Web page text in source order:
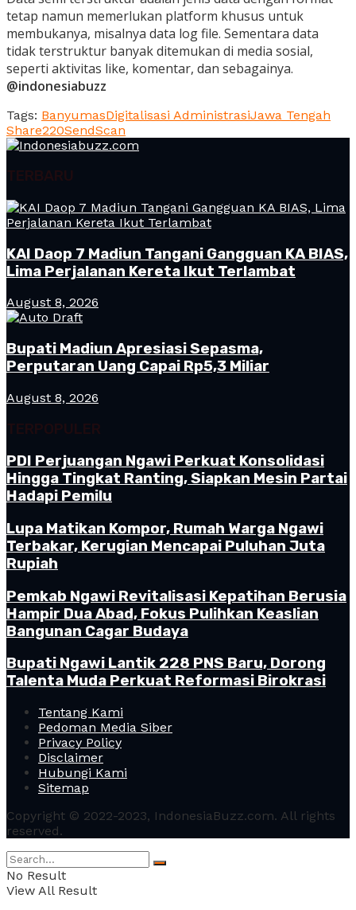
tetap namun memerlukan platform khusus untuk
membukanya, misalnya data log file. Sementara data
tidak terstruktur banyak ditemukan di media sosial,
seperti aktivitas like, komentar, dan sebagainya.
@indonesiabuzz
Tags: BanyumasDigitalisasi AdministrasiJawa Tengah
Share220SendScan
TERBARU
KAI Daop 7 Madiun Tangani Gangguan KA BIAS,
Lima Perjalanan Kereta Ikut Terlambat
August 8, 2026
Bupati Madiun Apresiasi Sepasma,
Perputaran Uang Capai Rp5,3 Miliar
August 8, 2026
TERPOPULER
PDI Perjuangan Ngawi Perkuat Konsolidasi
Hingga Tingkat Ranting, Siapkan Mesin Partai
Hadapi Pemilu
Lupa Matikan Kompor, Rumah Warga Ngawi
Terbakar, Kerugian Mencapai Puluhan Juta
Rupiah
Pemkab Ngawi Revitalisasi Kepatihan Berusia
Hampir Dua Abad, Fokus Pulihkan Keaslian
Bangunan Cagar Budaya
Bupati Ngawi Lantik 228 PNS Baru, Dorong
Talenta Muda Perkuat Reformasi Birokrasi
Tentang Kami
Pedoman Media Siber
Privacy Policy
Disclaimer
Hubungi Kami
Sitemap
Copyright © 2022-2023, IndonesiaBuzz.com. All rights
reserved.
No Result
View All Result